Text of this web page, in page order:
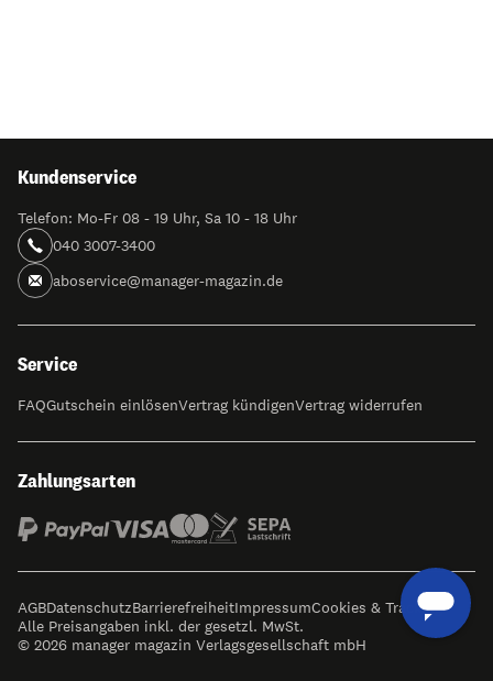
Kundenservice
Telefon: Mo-Fr 08 - 19 Uhr, Sa 10 - 18 Uhr
040 3007-3400
aboservice@manager-magazin.de
Service
FAQGutschein einlösenVertrag kündigenVertrag widerrufen
Zahlungsarten
AGBDatenschutzBarrierefreiheitImpressumCookies & Tracking
Alle Preisangaben inkl. der gesetzl. MwSt.
© 2026 manager magazin Verlagsgesellschaft mbH